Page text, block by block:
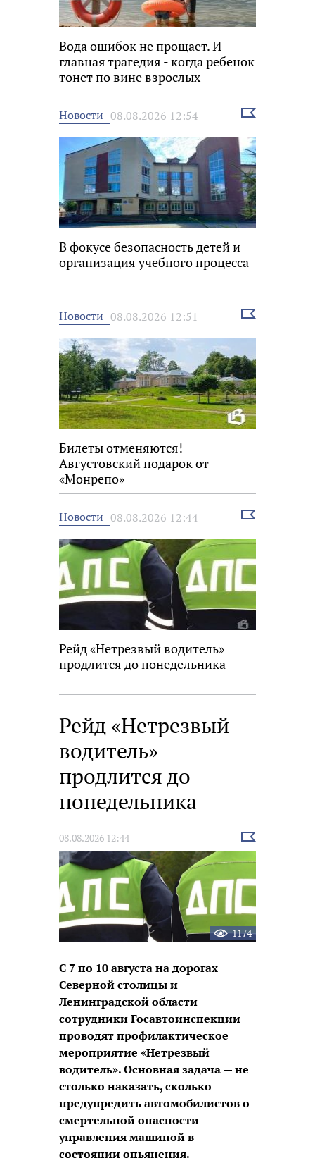
Вода ошибок не прощает. И
главная трагедия - когда ребенок
тонет по вине взрослых
Новости 08.08.2026 12:54
Выбрать
В фокусе безопасность детей и
организация учебного процесса
Новости 08.08.2026 12:51
Выбрать
Билеты отменяются!
Августовский подарок от
«Монрепо»
Новости 08.08.2026 12:44
Выбрать
Рейд «Нетрезвый водитель»
продлится до понедельника
Рейд «Нетрезвый
водитель»
продлится до
понедельника
08.08.2026 12:44
Выбрать
новость
1174
С 7 по 10 августа на дорогах
Северной столицы и
Ленинградской области
сотрудники Госавтоинспекции
проводят профилактическое
мероприятие «Нетрезвый
водитель». Основная задача — не
столько наказать, сколько
предупредить автомобилистов о
смертельной опасности
управления машиной в
состоянии опьянения.